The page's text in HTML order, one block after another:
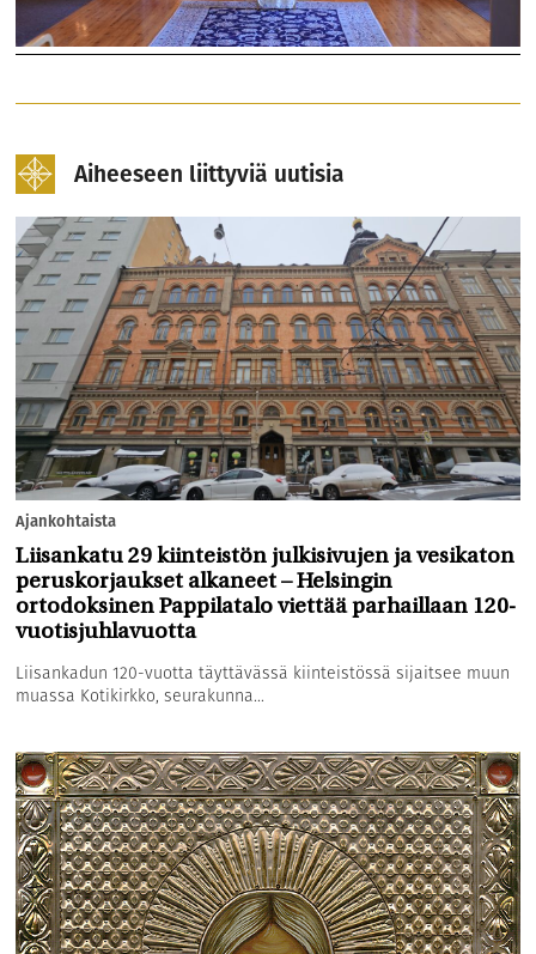
Aiheeseen liittyviä uutisia
Ajankohtaista
Liisankatu 29 kiinteistön julkisivujen ja vesikaton
peruskorjaukset alkaneet – Helsingin
ortodoksinen Pappilatalo viettää parhaillaan 120-
vuotisjuhlavuotta
Liisankadun 120-vuotta täyttävässä kiinteistössä sijaitsee muun
muassa Kotikirkko, seurakunna...